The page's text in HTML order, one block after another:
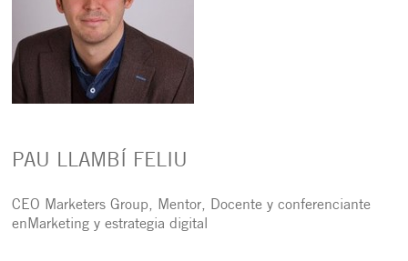
PAU LLAMBÍ FELIU
CEO Marketers Group, Mentor, Docente y conferenciante
enMarketing y estrategia digital